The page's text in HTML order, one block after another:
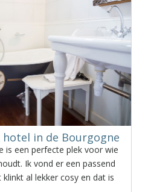
hotel in de Bourgogne
is een perfecte plek voor wie
Ik vond er een passend
al lekker cosy en dat is